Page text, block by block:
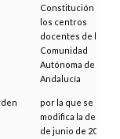
Constitución en
los centros
docentes de la
Comunidad
Autónoma de
Andalucía
por la que se
modifica la de 20
de junio de 2006,